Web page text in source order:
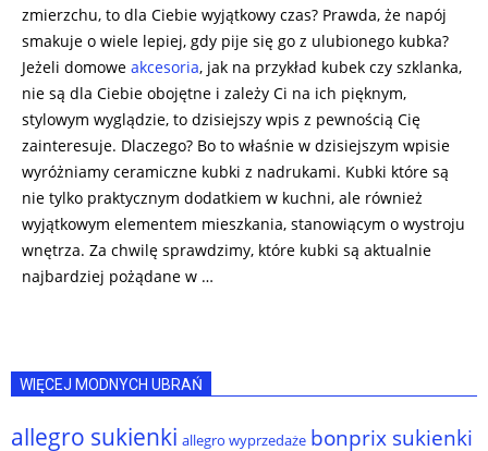
zmierzchu, to dla Ciebie wyjątkowy czas? Prawda, że napój
smakuje o wiele lepiej, gdy pije się go z ulubionego kubka?
Jeżeli domowe akcesoria, jak na przykład kubek czy szklanka,
nie są dla Ciebie obojętne i zależy Ci na ich pięknym,
stylowym wyglądzie, to dzisiejszy wpis z pewnością Cię
zainteresuje. Dlaczego? Bo to właśnie w dzisiejszym wpisie
wyróżniamy ceramiczne kubki z nadrukami. Kubki które są
nie tylko praktycznym dodatkiem w kuchni, ale również
wyjątkowym elementem mieszkania, stanowiącym o wystroju
wnętrza. Za chwilę sprawdzimy, które kubki są aktualnie
najbardziej pożądane w …
WIĘCEJ MODNYCH UBRAŃ
allegro sukienki allegro wyprzedaże bonprix sukienki